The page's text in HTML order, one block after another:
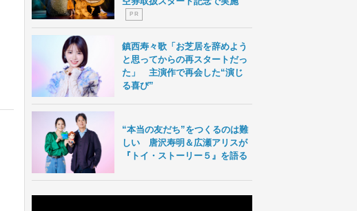
P R
鎮西寿々歌「お芝居を辞めよう
と思ってからの再スタートだっ
た」 主演作で再会した“演じ
る喜び”
“本当の友だち”をつくるのは難
しい 唐沢寿明＆広瀬アリスが
『トイ・ストーリー５』を語る